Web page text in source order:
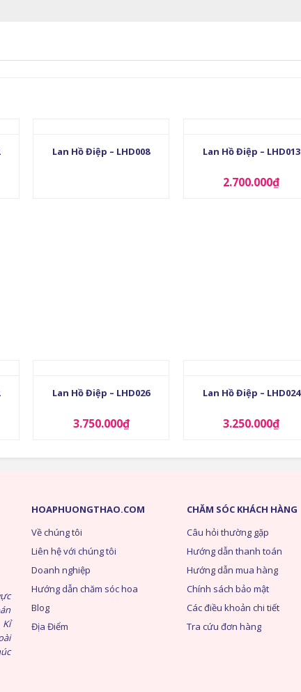
Lan Hồ Điệp – LHD008 Lan Hồ Điệp – LHD013
2.700.000₫
Lan Hồ Điệp – LHD026
3.750.000₫
Lan Hồ Điệp – LHD024
3.250.000₫
HOAPHUONGTHAO.COM
Về chúng tôi
Liên hệ với chúng tôi
Doanh nghiệp
Hướng dẫn chăm sóc hoa
Blog
Địa Điểm
CHĂM SÓC KHÁCH HÀNG
Câu hỏi thường gặp
Hướng dẫn thanh toán
Hướng dẫn mua hàng
Chính sách bảo mật
Các điều khoản chi tiết
Tra cứu đơn hàng